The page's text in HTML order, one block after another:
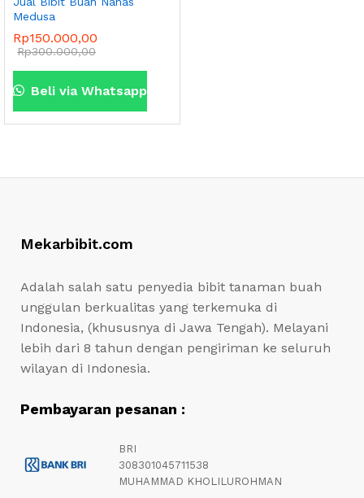
Medusa
Rp150.000,00
Rp300.000,00
Beli via Whatsapp
Mekarbibit.com
Adalah salah satu penyedia bibit tanaman buah
unggulan berkualitas yang terkemuka di
Indonesia, (khususnya di Jawa Tengah). Melayani
lebih dari 8 tahun dengan pengiriman ke seluruh
wilayan di Indonesia.
Pembayaran pesanan :
BRI
308301045711538
MUHAMMAD KHOLILUROHMAN